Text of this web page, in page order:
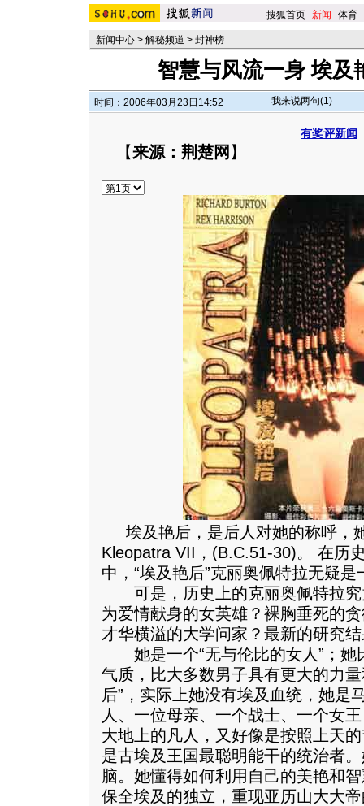
搜狐首页-新闻 -体育-
新闻中心 > 解秘频道 > 封神榜
智慧与风流一身 埃及
时间：2006年03月23日14:52 我来说两句(1)
有奖评新闻
【来源：荆楚网 】
埃及艳后，是后人对她的称呼，
Kleopatra VII，(B.C.51-30)。 在历
中，“埃及艳后”克丽奥佩特拉无疑
可是，历史上的克丽奥佩特拉究
为爱情献身的女英雄？裸胸垂死的
才华横溢的大学问家？最新的研究
她是一个“无与伦比的女人”；她
气质，比大多数男子具有更大的力
后”，实际上她没有埃及血统，她是
人、一位母亲、一个战士、一个女
大地上的凡人，又好像是按照上天
是古埃及王国最聪明能干的统治者
脑。她懂得如何利用自己的美艳和
保全埃及的独立，重现亚历山大大